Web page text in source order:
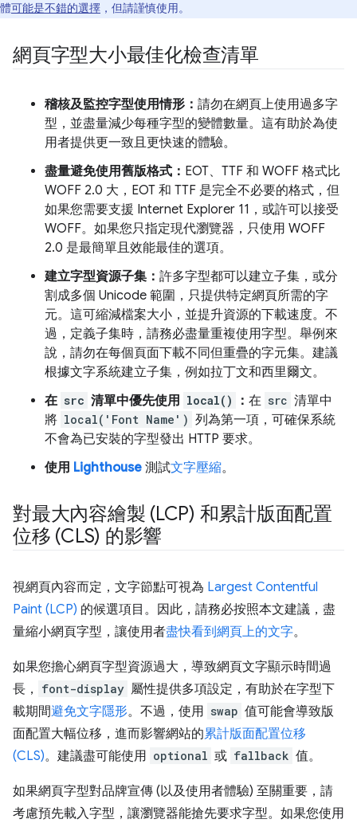
體可能是不錯的選擇 ，但請謹慎使用。
網頁字型大小最佳化檢查清單
稽核及監控字型使用情形： 請勿在網頁上使用過多字
型，並盡量減少每種字型的變體數量。這有助於為使
用者提供更一致且更快速的體驗。
盡量避免使用舊版格式： EOT、TTF 和 WOFF 格式比
WOFF 2.0 大，EOT 和 TTF 是完全不必要的格式，但
如果您需要支援 Internet Explorer 11，或許可以接受
WOFF。如果您只指定現代瀏覽器，只使用 WOFF
2.0 是最簡單且效能最佳的選項。
建立字型資源子集： 許多字型都可以建立子集，或分
割成多個 Unicode 範圍，只提供特定網頁所需的字
元。這可縮減檔案大小，並提升資源的下載速度。不
過，定義子集時，請務必盡量重複使用字型。舉例來
說，請勿在每個頁面下載不同但重疊的字元集。建議
根據文字系統建立子集，例如拉丁文和西里爾文。
在 src 清單中優先使用 local() ： 在 src 清單中
將 local('Font Name') 列為第一項，可確保系統
不會為已安裝的字型發出 HTTP 要求。
使用 Lighthouse 測試文字壓縮。
對最大內容繪製 (LCP) 和累計版面配置
位移 (CLS) 的影響
視網頁內容而定，文字節點可視為 Largest Contentful
Paint (LCP) 的候選項目。因此，請務必按照本文建議，盡
量縮小網頁字型，讓使用者盡快看到網頁上的文字。
如果您擔心網頁字型資源過大，導致網頁文字顯示時間過
長，
font-display 屬性提供多項設定，有助於在字型下
載期間避免文字隱形。不過，使用 swap 值可能會導致版
面配置大幅位移，進而影響網站的累計版面配置位移
(CLS)。建議盡可能使用 optional 或 fallback 值。
如果網頁字型對品牌宣傳 (以及使用者體驗) 至關重要，請
考慮預先載入字型，讓瀏覽器能搶先要求字型。如果您使用